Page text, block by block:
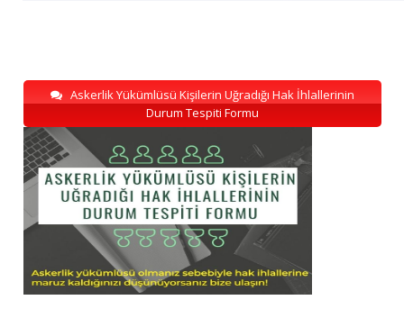
Askerlik Yükümlüsü Kişilerin Uğradığı Hak İhlallerinin
Durum Tespiti Formu